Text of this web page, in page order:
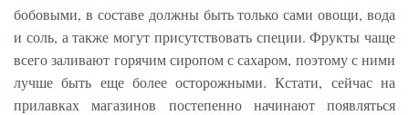
бобовыми, в составе должны быть только сами овощи, вода
и соль, а также могут присутствовать специи. Фрукты чаще
всего заливают горячим сиропом с сахаром, поэтому с ними
лучше быть еще более осторожными. Кстати, сейчас на
прилавках магазинов постепенно начинают появляться